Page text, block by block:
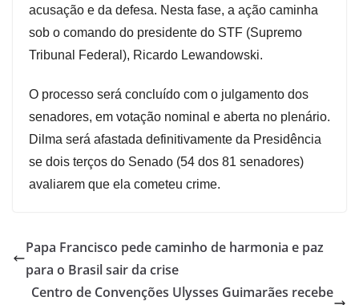
acusação e da defesa. Nesta fase, a ação caminha
sob o comando do presidente do STF (Supremo
Tribunal Federal), Ricardo Lewandowski.
O processo será concluído com o julgamento dos
senadores, em votação nominal e aberta no plenário.
Dilma será afastada definitivamente da Presidência
se dois terços do Senado (54 dos 81 senadores)
avaliarem que ela cometeu crime.
Papa Francisco pede caminho de harmonia e paz
para o Brasil sair da crise
Centro de Convenções Ulysses Guimarães recebe